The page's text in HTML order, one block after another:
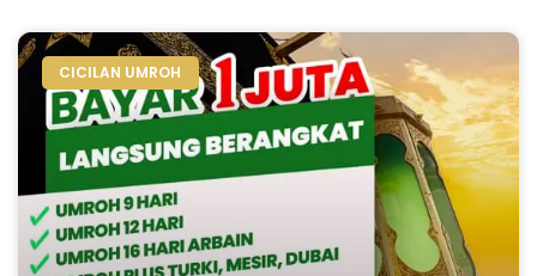
CICILAN UMROH